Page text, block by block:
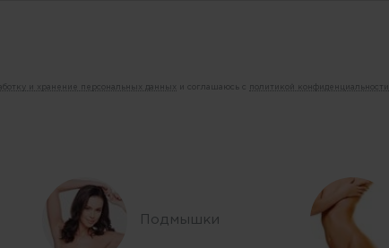
и хранение персональных данных и соглашаюсь с политикой конфиденциальности
Подмышки